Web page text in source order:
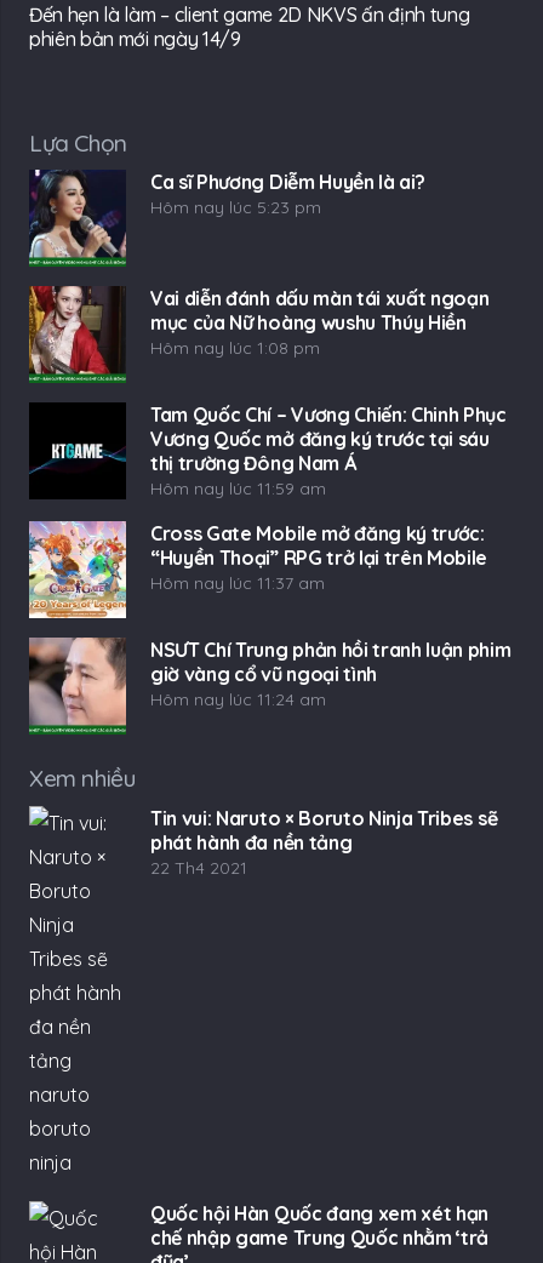
Đến hẹn là làm – client game 2D NKVS ấn định tung
phiên bản mới ngày 14/9
Lựa Chọn
Ca sĩ Phương Diễm Huyền là ai?
Hôm nay lúc 5:23 pm
Vai diễn đánh dấu màn tái xuất ngoạn
mục của Nữ hoàng wushu Thúy Hiền
Hôm nay lúc 1:08 pm
Tam Quốc Chí – Vương Chiến: Chinh Phục
Vương Quốc mở đăng ký trước tại sáu
thị trường Đông Nam Á
Hôm nay lúc 11:59 am
Cross Gate Mobile mở đăng ký trước:
“Huyền Thoại” RPG trở lại trên Mobile
Hôm nay lúc 11:37 am
NSƯT Chí Trung phản hồi tranh luận phim
giờ vàng cổ vũ ngoại tình
Hôm nay lúc 11:24 am
Xem nhiều
Tin vui: Naruto × Boruto Ninja Tribes sẽ
phát hành đa nền tảng
22 Th4 2021
Quốc hội Hàn Quốc đang xem xét hạn
chế nhập game Trung Quốc nhằm ‘trả